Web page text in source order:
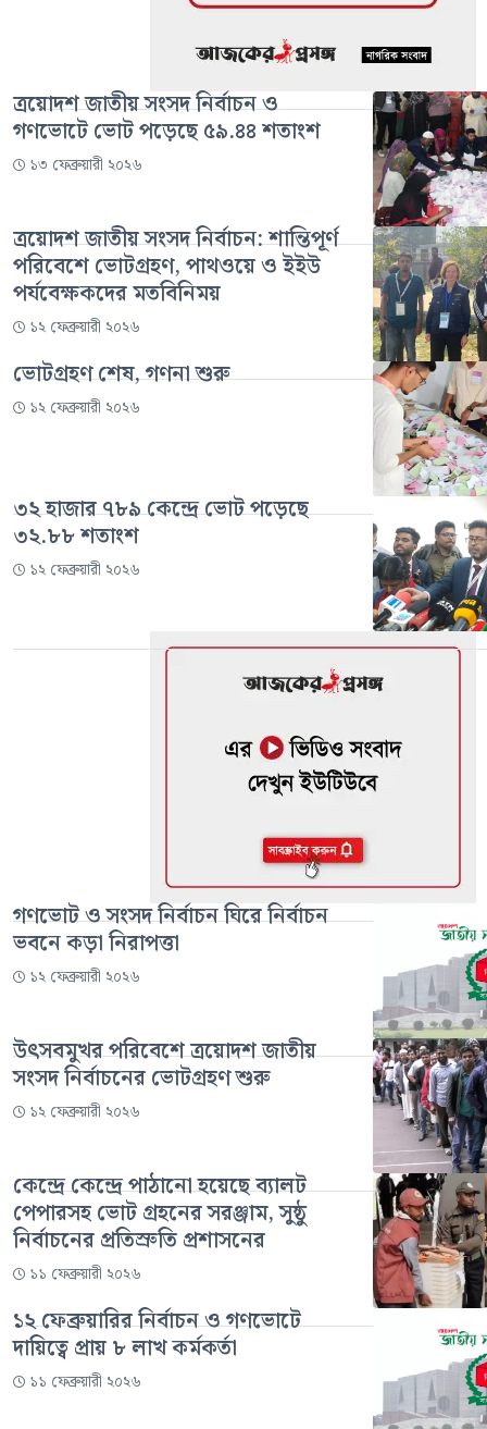
ত্রয়োদশ জাতীয় সংসদ নির্বাচন ও
গণভোটে ভোট পড়েছে ৫৯.৪৪ শতাংশ
১৩ ফেব্রুয়ারী ২০২৬
ত্রয়োদশ জাতীয় সংসদ নির্বাচন: শান্তিপূর্ণ
পরিবেশে ভোটগ্রহণ, পাথওয়ে ও ইইউ
পর্যবেক্ষকদের মতবিনিময়
১২ ফেব্রুয়ারী ২০২৬
ভোটগ্রহণ শেষ, গণনা শুরু
১২ ফেব্রুয়ারী ২০২৬
৩২ হাজার ৭৮৯ কেন্দ্রে ভোট পড়েছে
৩২.৮৮ শতাংশ
১২ ফেব্রুয়ারী ২০২৬
গণভোট ও সংসদ নির্বাচন ঘিরে নির্বাচন
ভবনে কড়া নিরাপত্তা
১২ ফেব্রুয়ারী ২০২৬
উৎসবমুখর পরিবেশে ত্রয়োদশ জাতীয়
সংসদ নির্বাচনের ভোটগ্রহণ শুরু
১২ ফেব্রুয়ারী ২০২৬
কেন্দ্রে কেন্দ্রে পাঠানো হয়েছে ব্যালট
পেপারসহ ভোট গ্রহনের সরঞ্জাম, সুষ্ঠু
নির্বাচনের প্রতিস্রুতি প্রশাসনের
১১ ফেব্রুয়ারী ২০২৬
১২ ফেব্রুয়ারির নির্বাচন ও গণভোটে
দায়িত্বে প্রায় ৮ লাখ কর্মকর্তা
১১ ফেব্রুয়ারী ২০২৬